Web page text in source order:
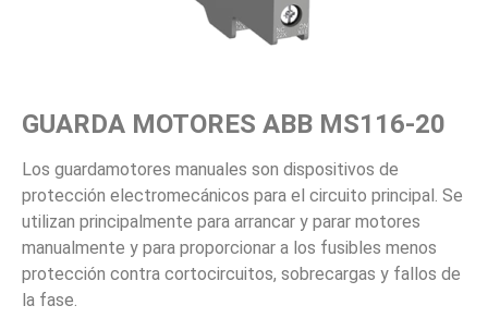
GUARDA MOTORES ABB MS116-20
Los guardamotores manuales son dispositivos de
protección electromecánicos para el circuito principal. Se
utilizan principalmente para arrancar y parar motores
manualmente y para proporcionar a los fusibles menos
protección contra cortocircuitos, sobrecargas y fallos de
la fase.